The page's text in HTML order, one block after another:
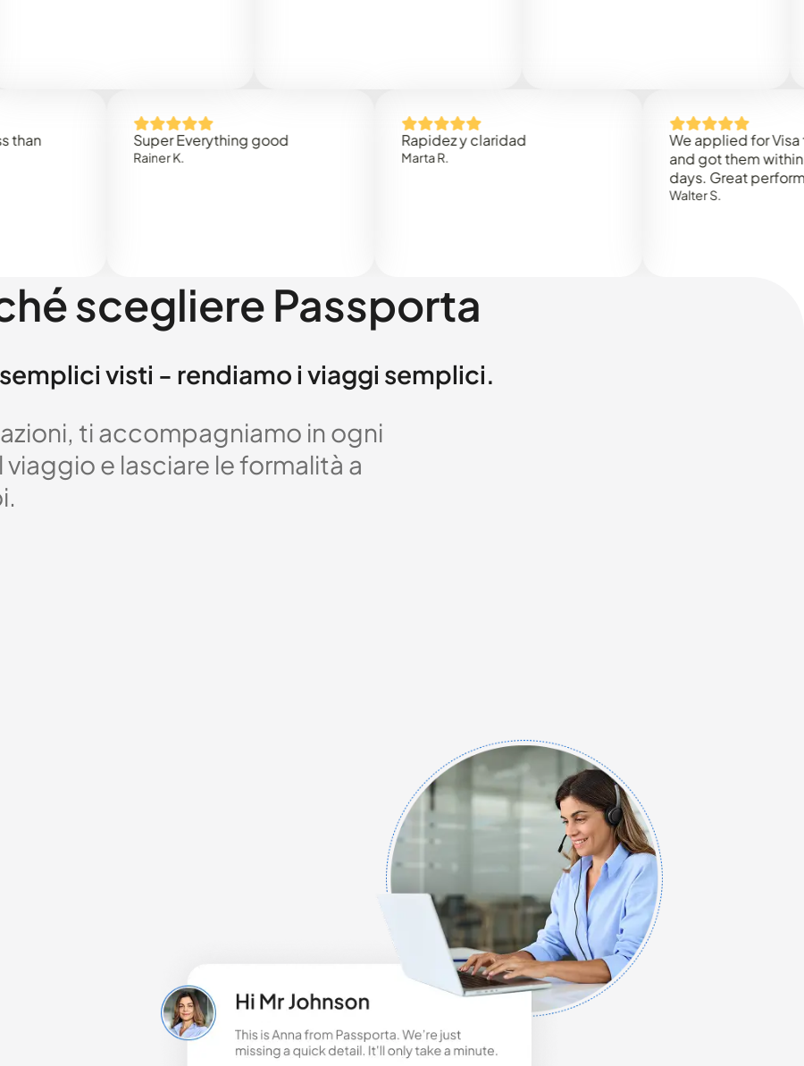
Super Everything good Rapidez y claridad
We applied for Visa to
and got them within 3
days. Great performance!
Walter S.
scegliere Passporta
visti - rendiamo i viaggi semplici.
ti accompagniamo in ogni
e lasciare le formalità a